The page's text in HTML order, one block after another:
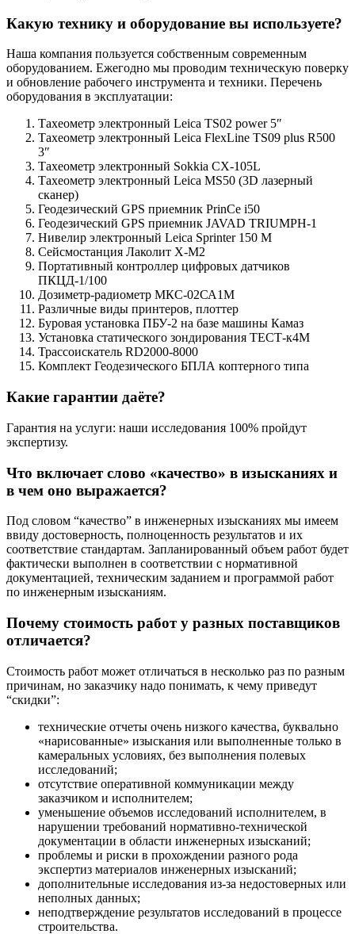
Какую технику и оборудование вы используете?
Наша компания пользуется собственным современным
оборудованием. Ежегодно мы проводим техническую поверку
и обновление рабочего инструмента и техники. Перечень
оборудования в эксплуатации:
Тахеометр электронный Leica TS02 power 5″
Тахеометр электронный Leica FlexLine TS09 plus R500
3″
Тахеометр электронный Sokkia CX-105L
Тахеометр электронный Leica MS50 (3D лазерный
сканер)
Геодезический GPS приемник PrinCe i50
Геодезический GPS приемник JAVAD TRIUMPH-1
Нивелир электронный Leica Sprinter 150 M
Сейсмостанция Лаколит Х-М2
Портативный контроллер цифровых датчиков
ПКЦД-1/100
Дозиметр-радиометр МКС-02СА1М
Различные виды принтеров, плоттер
Буровая установка ПБУ-2 на базе машины Камаз
Установка статического зондирования ТЕСТ-к4М
Трассоискатель RD2000-8000
Комплект Геодезического БПЛА коптерного типа
Какие гарантии даёте?
Гарантия на услуги: наши исследования 100% пройдут
экспертизу.
Что включает слово «качество» в изысканиях и
в чем оно выражается?
Под словом “качество” в инженерных изысканиях мы имеем
ввиду достоверность, полноценность результатов и их
соответствие стандартам. Запланированный объем работ будет
фактически выполнен в соответствии с нормативной
документацией, техническим заданием и программой работ
по инженерным изысканиям.
Почему стоимость работ у разных поставщиков
отличается?
Стоимость работ может отличаться в несколько раз по разным
причинам, но заказчику надо понимать, к чему приведут
“скидки”:
технические отчеты очень низкого качества, буквально
«нарисованные» изыскания или выполненные только в
камеральных условиях, без выполнения полевых
исследований;
отсутствие оперативной коммуникации между
заказчиком и исполнителем;
уменьшение объемов исследований исполнителем, в
нарушении требований нормативно-технической
документации в области инженерных изысканий;
проблемы и риски в прохождении разного рода
экспертиз материалов инженерных изысканий;
дополнительные исследования из-за недостоверных или
неполных данных;
неподтверждение результатов исследований в процессе
строительства.